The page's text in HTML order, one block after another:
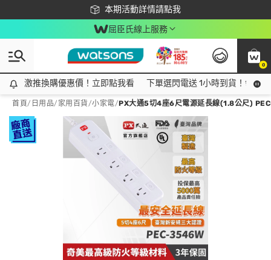
本期活動詳情請點我
下載app最高回饋$350
屈臣氏線上服務
0
激推換購優惠價！立即點我看
激推換購優惠價！立即點我看 下單選閃電送 1小時到貨！領神
首頁/ 日用品/ 家用百貨/小家電/PX大通5切4座6尺電源延長線(1.8公尺)